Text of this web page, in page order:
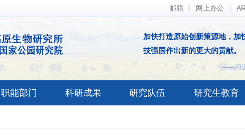
邮箱 网上办公
加快打造原始创新策源地，加
技强国作出新的更大的贡献。
——习近
职能部门 科研成果 研究队伍 研究生教育